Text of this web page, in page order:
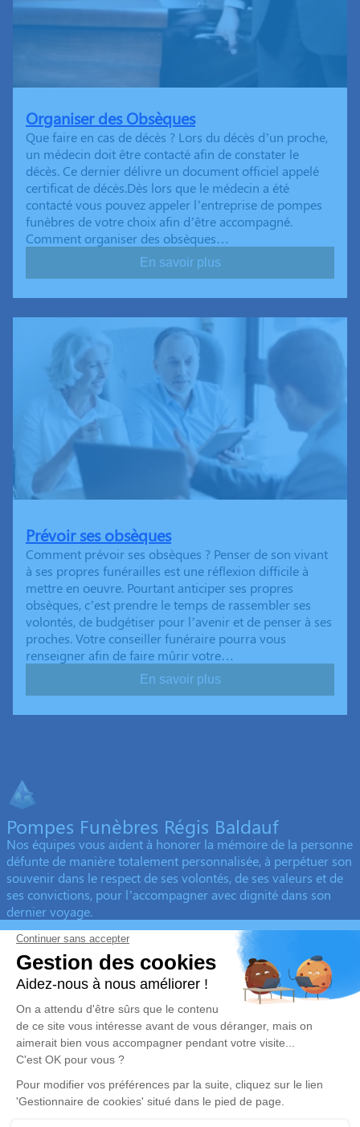
Organiser des Obsèques
Que faire en cas de décès ? Lors du décès d’un proche,
un médecin doit être contacté afin de constater le
décès. Ce dernier délivre un document officiel appelé
certificat de décès.Dès lors que le médecin a été
contacté vous pouvez appeler l’entreprise de pompes
funèbres de votre choix afin d’être accompagné.
Comment organiser des obsèques…
En savoir plus
Prévoir ses obsèques
Comment prévoir ses obsèques ? Penser de son vivant
à ses propres funérailles est une réflexion difficile à
mettre en oeuvre. Pourtant anticiper ses propres
obsèques, c’est prendre le temps de rassembler ses
volontés, de budgétiser pour l’avenir et de penser à ses
proches. Votre conseiller funéraire pourra vous
renseigner afin de faire mûrir votre…
En savoir plus
Pompes Funèbres Régis Baldauf
Nos équipes vous aident à honorer la mémoire de la personne
défunte de manière totalement personnalisée, à perpétuer son
souvenir dans le respect de ses volontés, de ses valeurs et de
ses convictions, pour l’accompagner avec dignité dans son
dernier voyage.
Obtenez un devis
Devis obsèques
Devis prévoyance
Devis marbrerie
Notre agence
Pompes Funèbres Baldauf Régis